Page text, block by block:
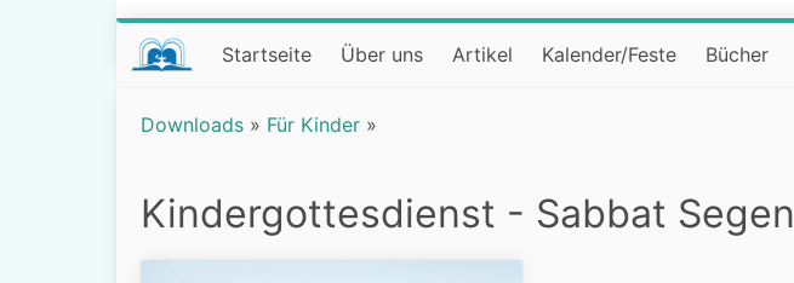
Startseite Über uns Artikel Kalender/Feste Bücher
Downloads » Für Kinder »
Kindergottesdienst - Sabbat Segen